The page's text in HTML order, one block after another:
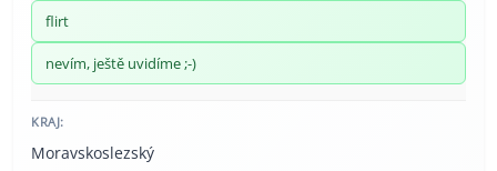
flirt
nevím, ještě uvidíme ;-)
KRAJ:
Moravskoslezský